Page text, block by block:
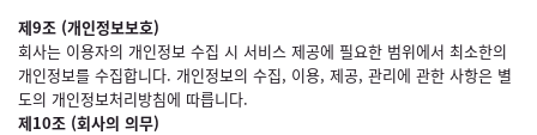
제9조 (개인정보보호)
회사는 이용자의 개인정보 수집 시 서비스 제공에 필요한 범위에서 최소한의
개인정보를 수집합니다. 개인정보의 수집, 이용, 제공, 관리에 관한 사항은 별
도의 개인정보처리방침에 따릅니다.
제10조 (회사의 의무)